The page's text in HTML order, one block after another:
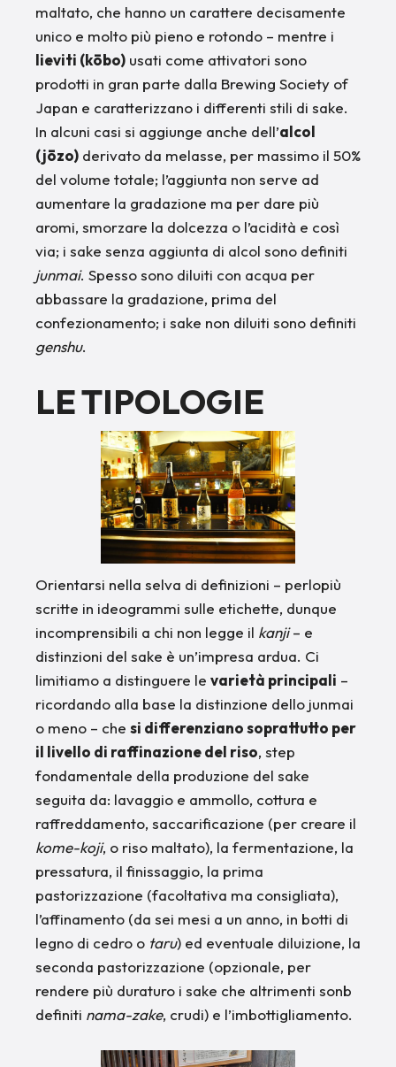
maltato, che hanno un carattere decisamente
unico e molto più pieno e rotondo – mentre i
lieviti (kōbo) usati come attivatori sono
prodotti in gran parte dalla Brewing Society of
Japan e caratterizzano i differenti stili di sake.
In alcuni casi si aggiunge anche dell’alcol
(jōzo) derivato da melasse, per massimo il 50%
del volume totale; l’aggiunta non serve ad
aumentare la gradazione ma per dare più
aromi, smorzare la dolcezza o l’acidità e così
via; i sake senza aggiunta di alcol sono definiti
junmai. Spesso sono diluiti con acqua per
abbassare la gradazione, prima del
confezionamento; i sake non diluiti sono definiti
genshu.
LE TIPOLOGIE
Orientarsi nella selva di definizioni – perlopiù
scritte in ideogrammi sulle etichette, dunque
incomprensibili a chi non legge il kanji– e
distinzioni del sake è un’impresa ardua. Ci
limitiamo a distinguere le varietà principali –
ricordando alla base la distinzione dello junmai
o meno – che si differenziano soprattutto per
il livello di raffinazione del riso, step
fondamentale della produzione del sake
seguita da: lavaggio e ammollo, cottura e
raffreddamento, saccarificazione (per creare il
kome-koji, o riso maltato), la fermentazione, la
pressatura, il finissaggio, la prima
pastorizzazione (facoltativa ma consigliata),
l’affinamento (da sei mesi a un anno, in botti di
legno di cedro o taru) ed eventuale diluizione, la
seconda pastorizzazione (opzionale, per
rendere più duraturo i sake che altrimenti sonb
definiti nama-zake, crudi) e l’imbottigliamento.